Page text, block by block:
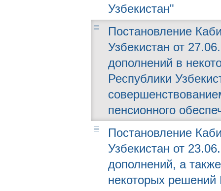
Узбекистан"
Постановление
Узбекистан от
дополнений в
Республики
пенсионного
Постановление
Узбекистан от
дополнений, а
некоторых решений